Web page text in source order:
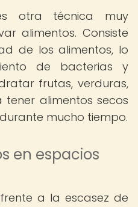
otra técnica muy
alimentos. Consiste
de los alimentos, lo
de bacterias y
frutas, verduras,
alimentos secos
mucho tiempo.
en espacios
a la escasez de